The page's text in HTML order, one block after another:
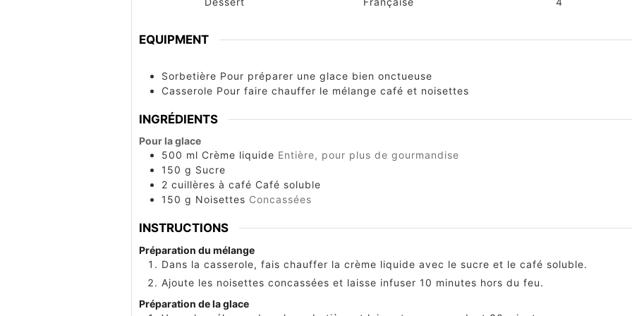
EQUIPMENT
Sorbetière Pour préparer une glace bien onctueuse
Casserole Pour faire chauffer le mélange café et noisettes
INGRÉDIENTS
Pour la glace
500 ml Crème liquide Entière, pour plus de gourmandise
150 g Sucre
2 cuillères à café Café soluble
150 g Noisettes Concassées
INSTRUCTIONS
Préparation du mélange
Dans la casserole, fais chauffer la crème liquide avec le sucre et le café soluble.
Ajoute les noisettes concassées et laisse infuser 10 minutes hors du feu.
Préparation de la glace